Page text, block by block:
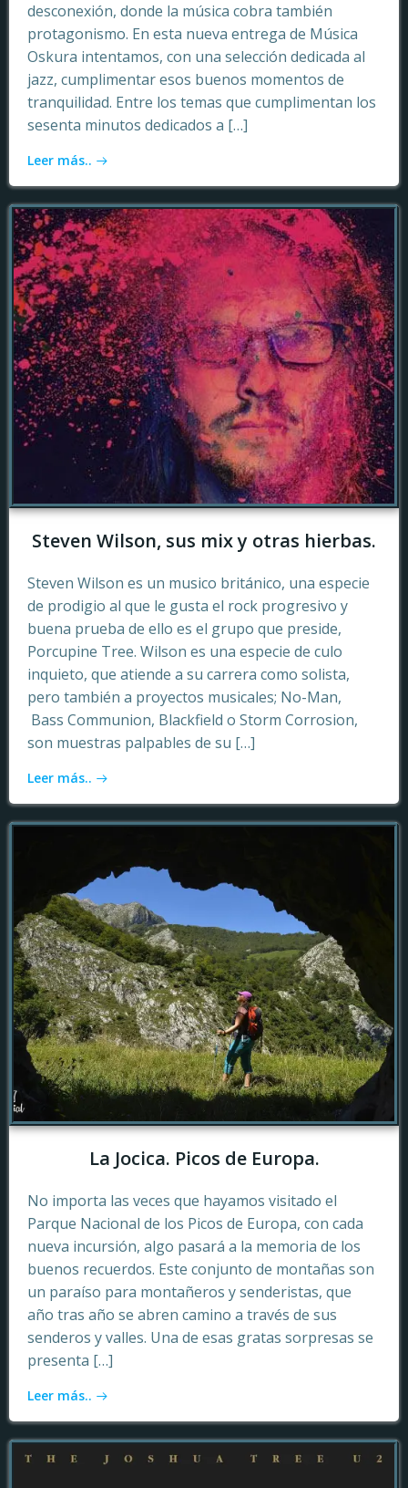
desconexión, donde la música cobra también
protagonismo. En esta nueva entrega de Música
Oskura intentamos, con una selección dedicada al
jazz, cumplimentar esos buenos momentos de
tranquilidad. Entre los temas que cumplimentan los
sesenta minutos dedicados a […]
Leer más..
Steven Wilson, sus mix y otras hierbas.
Steven Wilson es un musico británico, una especie
de prodigio al que le gusta el rock progresivo y
buena prueba de ello es el grupo que preside,
Porcupine Tree. Wilson es una especie de culo
inquieto, que atiende a su carrera como solista,
pero también a proyectos musicales; No-Man,
Bass Communion, Blackfield o Storm Corrosion,
son muestras palpables de su […]
Leer más..
La Jocica. Picos de Europa.
No importa las veces que hayamos visitado el
Parque Nacional de los Picos de Europa, con cada
nueva incursión, algo pasará a la memoria de los
buenos recuerdos. Este conjunto de montañas son
un paraíso para montañeros y senderistas, que
año tras año se abren camino a través de sus
senderos y valles. Una de esas gratas sorpresas se
presenta […]
Leer más..